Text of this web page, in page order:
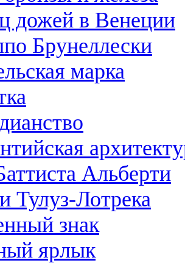
дожей в Венеции
Брунеллески
марка
Альберти
Лотрека
знак
ярлык